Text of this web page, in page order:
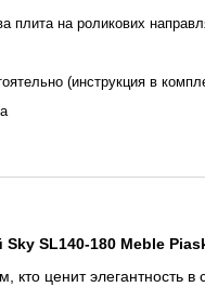
плита на роликових
(инструкция в
SL140-180 Meble
кто ценит элегантность